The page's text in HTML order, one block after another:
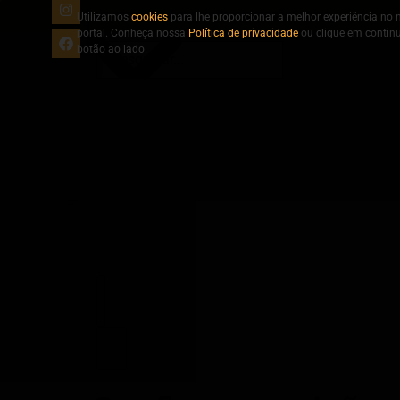
Fale conosco AnuncieProgramaçãoEquipe
Utilizamos cookies para lhe proporcionar a melhor experiência no
portal. Conheça nossa Política de privacidade ou clique em
botão ao lado.